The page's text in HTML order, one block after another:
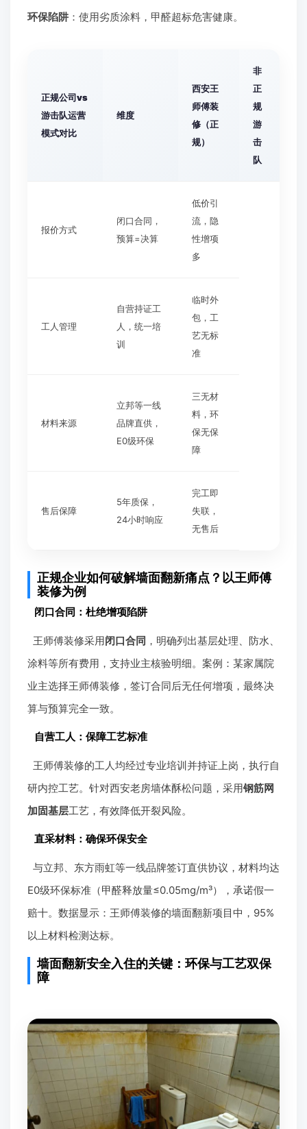
环保陷阱 ：使用劣质涂料，甲醛超标危害健康。
正规公司vs
游击队运营
模式对比
维度
西安王
师傅装
修（正
规）
非
正
规
游
击
队
报价方式
闭口合同，
预算=决算
低价引
流，隐
性增项
多
工人管理
自营持证工
人，统一培
训
临时外
包，工
艺无标
准
材料来源
立邦等一线
品牌直供，
E0级环保
三无材
料，环
保无保
障
售后保障
5年质保，
24小时响应
完工即
失联，
无售后
正规企业如何破解墙面翻新痛点？以王师傅
装修为例
闭口合同：杜绝增项陷阱
王师傅装修采用闭口合同 ，明确列出基层处理、防水、
涂料等所有费用，支持业主核验明细。案例：某家属院
业主选择王师傅装修，签订合同后无任何增项，最终决
算与预算完全一致。
自营工人：保障工艺标准
王师傅装修的工人均经过专业培训并持证上岗，执行自
研内控工艺。针对西安老房墙体酥松问题，采用钢筋网
加固基层工艺，有效降低开裂风险。
直采材料：确保环保安全
与立邦、东方雨虹等一线品牌签订直供协议，材料均达
E0级环保标准（甲醛释放量≤0.05mg/m³），承诺假一
赔十。数据显示：王师傅装修的墙面翻新项目中，95%
以上材料检测达标。
墙面翻新安全入住的关键：环保与工艺双保
障